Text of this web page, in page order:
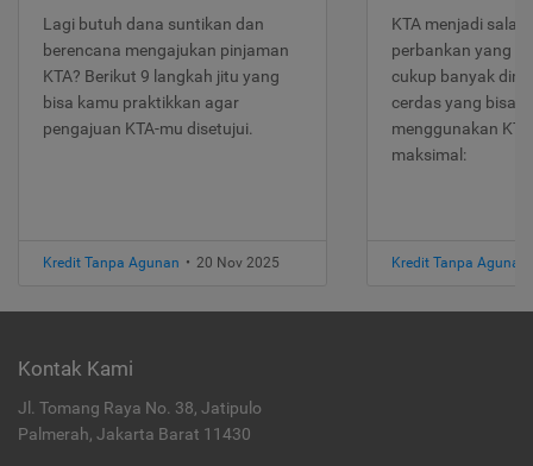
Lagi butuh dana suntikan dan
berencana mengajukan pinjaman
KTA? Berikut 9 langkah jitu yang
bisa kamu praktikkan agar
pengajuan KTA-mu disetujui.
Kredit Tanpa Agunan • 20 Nov 2025
KTA menjadi
perbankan yang
cukup banyak
cerdas yang bisa
menggunakan
maksimal:
Kredit Tanpa Agunan
Kontak Kami
Jl. Tomang Raya No. 38, Jatipulo
Palmerah, Jakarta Barat 11430